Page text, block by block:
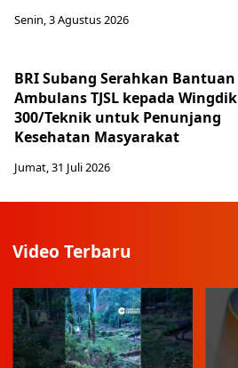
Senin, 3 Agustus 2026
BRI Subang Serahkan Bantuan
Ambulans TJSL kepada Wingdik
300/Teknik untuk Penunjang
Kesehatan Masyarakat ​
Jumat, 31 Juli 2026
Video Terbaru